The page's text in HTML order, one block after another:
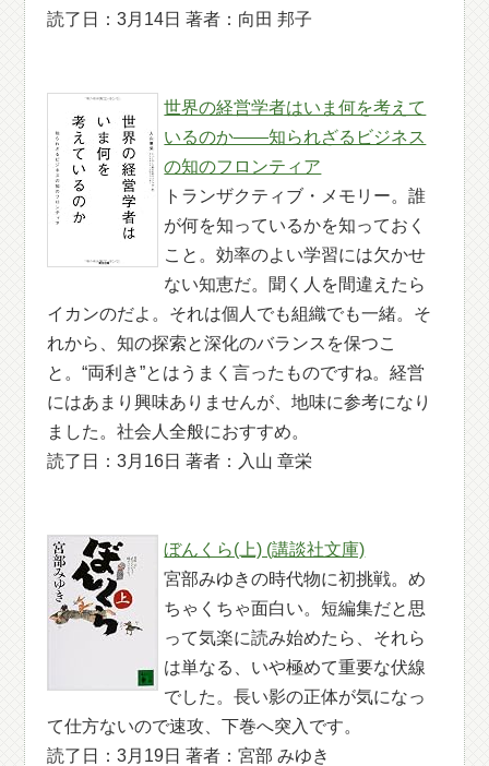
読了日：3月14日 著者：向田 邦子
世界の経営学者はいま何を考えて
いるのか――知られざるビジネス
の知のフロンティア
トランザクティブ・メモリー。誰
が何を知っているかを知っておく
こと。効率のよい学習には欠かせ
ない知恵だ。聞く人を間違えたら
イカンのだよ。それは個人でも組織でも一緒。そ
れから、知の探索と深化のバランスを保つこ
と。“両利き”とはうまく言ったものですね。経営
にはあまり興味ありませんが、地味に参考になり
ました。社会人全般におすすめ。
読了日：3月16日 著者：入山 章栄
ぼんくら(上) (講談社文庫)
宮部みゆきの時代物に初挑戦。め
ちゃくちゃ面白い。短編集だと思
って気楽に読み始めたら、それら
は単なる、いや極めて重要な伏線
でした。長い影の正体が気になっ
て仕方ないので速攻、下巻へ突入です。
読了日：3月19日 著者：宮部 みゆき